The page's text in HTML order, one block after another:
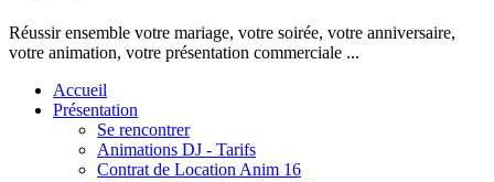
Réussir ensemble votre mariage, votre soirée, votre anniversaire,
votre animation, votre présentation commerciale ...
Accueil
Présentation
Se rencontrer
Animations DJ - Tarifs
Contrat de Location Anim 16